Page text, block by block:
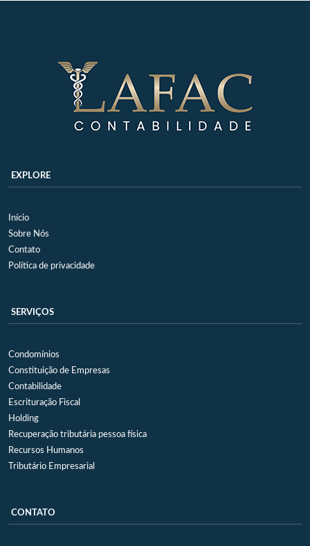
EXPLORE
Início
Sobre Nós
Contato
Política de privacidade
SERVIÇOS
Condomínios
Constituição de Empresas
Contabilidade
Escrituração Fiscal
Holding
Recuperação tributária pessoa física
Recursos Humanos
Tributário Empresarial
CONTATO